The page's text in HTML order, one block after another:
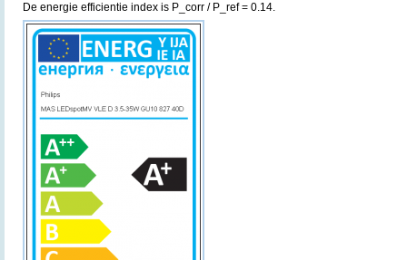
De energie efficientie index is P_corr / P_ref = 0.14.